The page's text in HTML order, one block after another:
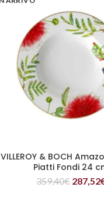
LEGGI TUTTO
VILLEROY & BOCH
Piatti Fondi 24
359,40€ 287,52